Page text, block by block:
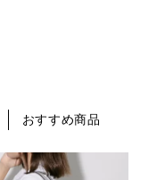
おすすめ商品